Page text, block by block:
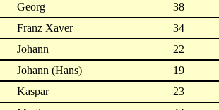
Georg 38
Franz Xaver 34
Johann 22
Johann (Hans) 19
Kaspar 23